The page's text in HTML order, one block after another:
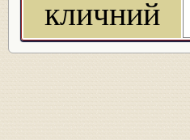
кличний